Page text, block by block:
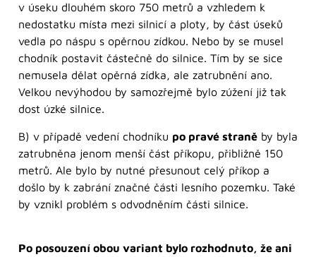
v úseku dlouhém skoro 750 metrů a vzhledem k
nedostatku místa mezi silnicí a ploty, by část úseků
vedla po náspu s opěrnou zídkou. Nebo by se musel
chodník postavit částečně do silnice. Tím by se sice
nemusela dělat opěrná zídka, ale zatrubnění ano.
Velkou nevýhodou by samozřejmě bylo zúžení již tak
dost úzké silnice.
B) v případě vedení chodníku po pravé straně by byla
zatrubněna jenom menší část příkopu, přibližně 150
metrů. Ale bylo by nutné přesunout celý příkop a
došlo by k zabrání značné části lesního pozemku. Také
by vznikl problém s odvodněním části silnice.
Po posouzení obou variant bylo rozhodnuto, že ani